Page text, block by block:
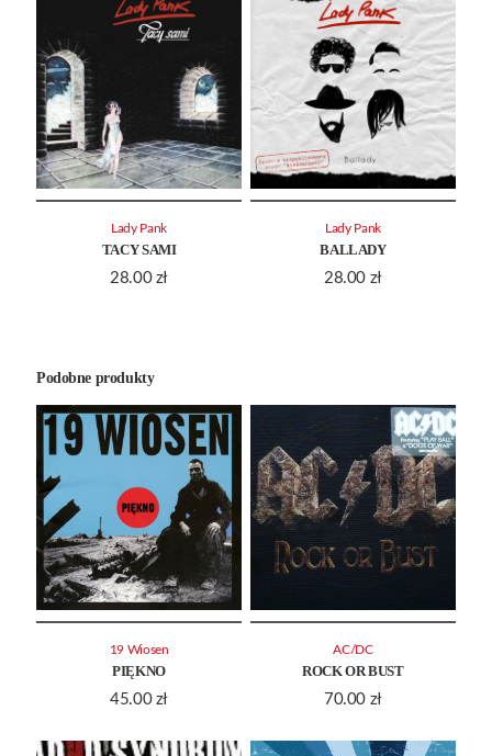
TACY SAMI
28.00 zł
Lady Pank
BALLADY
28.00 zł
Lady Pank
Podobne produkty
PIĘKNO
45.00 zł
19 Wiosen
ROCK OR BUST
70.00 zł
AC/DC